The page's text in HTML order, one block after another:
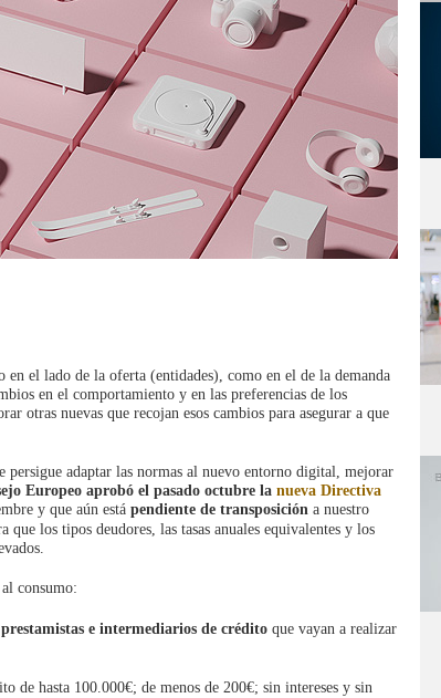
el lado de la oferta (entidades), como en el de la demanda
en el comportamiento y en las preferencias de los
otras nuevas que recojan esos cambios para asegurar a que
adaptar las normas al nuevo entorno digital, mejorar
Europeo aprobó el pasado octubre la nueva Directiva
y que aún está pendiente de transposición a nuestro
los tipos deudores, las tasas anuales equivalentes y los
consumo:
e intermediarios de crédito que vayan a realizar
de hasta 100.000€; de menos de 200€; sin intereses y sin